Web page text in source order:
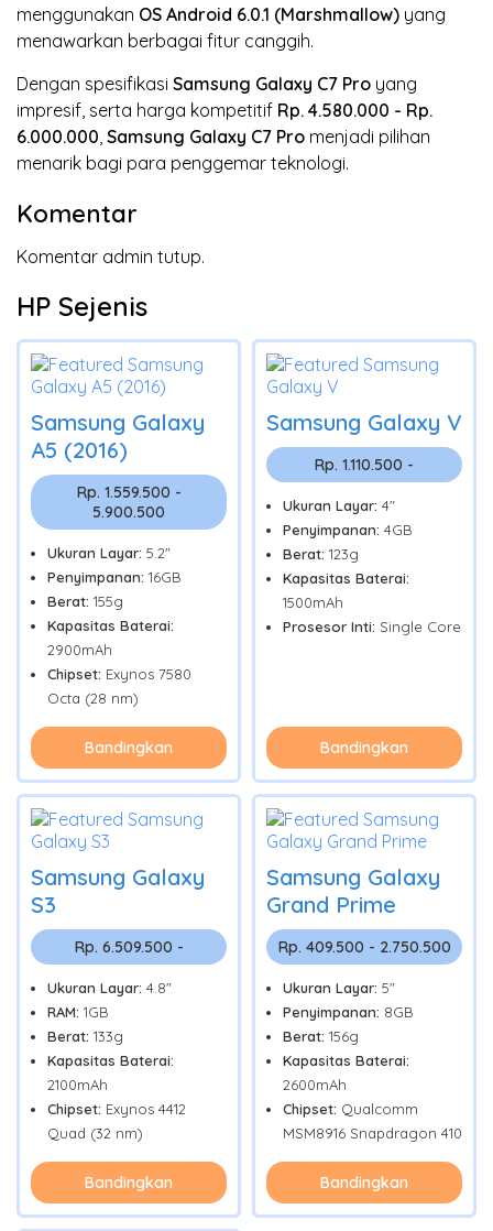
menggunakan OS Android 6.0.1 (Marshmallow) yang
menawarkan berbagai fitur canggih.
Dengan spesifikasi Samsung Galaxy C7 Pro yang
impresif, serta harga kompetitif Rp. 4.580.000 - Rp.
6.000.000, Samsung Galaxy C7 Pro menjadi pilihan
menarik bagi para penggemar teknologi.
Komentar
Komentar admin tutup.
HP Sejenis
Samsung Galaxy
A5 (2016)
Rp. 1.559.500 -
5.900.500
Ukuran Layar: 5.2"
Penyimpanan: 16GB
Berat: 155g
Kapasitas Baterai:
2900mAh
Chipset: Exynos 7580
Octa (28 nm)
Bandingkan
Samsung Galaxy V
Rp. 1.110.500 -
Ukuran Layar: 4"
Penyimpanan: 4GB
Berat: 123g
Kapasitas Baterai:
1500mAh
Prosesor Inti: Single Core
Bandingkan
Samsung Galaxy
S3
Rp. 6.509.500 -
Ukuran Layar: 4.8"
RAM: 1GB
Berat: 133g
Kapasitas Baterai:
2100mAh
Chipset: Exynos 4412
Quad (32 nm)
Bandingkan
Samsung Galaxy
Grand Prime
Rp. 409.500 - 2.750.500
Ukuran Layar: 5"
Penyimpanan: 8GB
Berat: 156g
Kapasitas Baterai:
2600mAh
Chipset: Qualcomm
MSM8916 Snapdragon 410
Bandingkan